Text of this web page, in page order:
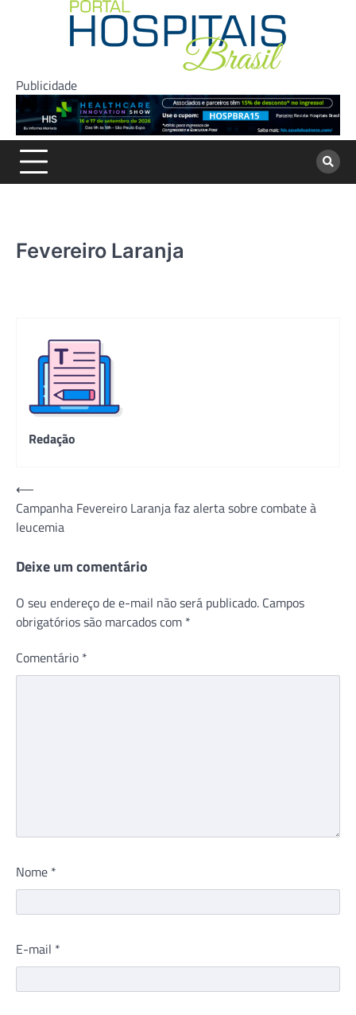
Publicidade
Fevereiro Laranja
Redação
Navegação
de
Post
⟵
Campanha Fevereiro Laranja faz alerta sobre combate à
leucemia
Deixe um comentário
O seu endereço de e-mail não será publicado. Campos
obrigatórios são marcados com *
Comentário *
Nome *
E-mail *